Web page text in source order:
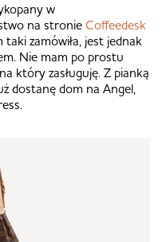
w
na stronieCoffeedesk
zamówiła, jest jednak
Nie mam po prostu
który zasługuję. Z pianką
dostanę dom na Angel,